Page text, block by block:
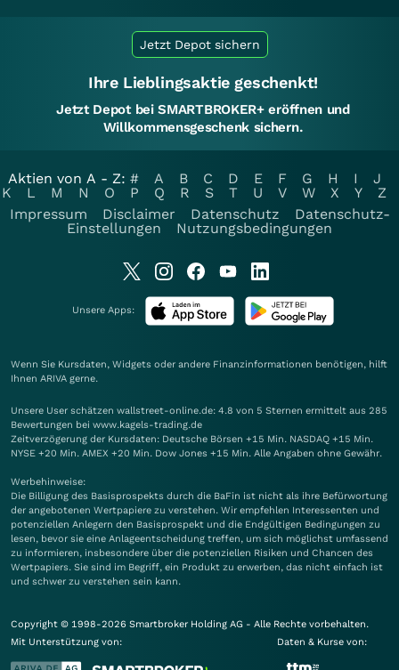
Jetzt Depot sichern
Ihre Lieblingsaktie geschenkt!
Jetzt Depot bei SMARTBROKER+ eröffnen und
Willkommensgeschenk sichern.
Aktien von A - Z: # A B C D E F G H I
J
K
L M N O P Q R S T U V W X Y
Z
Impressum
Disclaimer Datenschutz
Datenschutz-
Einstellungen
Nutzungsbedingungen
Unsere Apps:
Wenn Sie Kursdaten, Widgets oder andere Finanzinformationen benötigen, hilft
Ihnen ARIVA gerne.
Unsere User schätzen wallstreet-online.de: 4.8 von 5 Sternen ermittelt aus 285
Bewertungen bei www.kagels-trading.de
Zeitverzögerung der Kursdaten: Deutsche Börsen +15 Min. NASDAQ +15 Min.
NYSE +20 Min. AMEX +20 Min. Dow Jones +15 Min. Alle Angaben ohne Gewähr.
Werbehinweise:
Die Billigung des Basisprospekts durch die BaFin ist nicht als ihre Befürwortung
der angebotenen Wertpapiere zu verstehen. Wir empfehlen Interessenten und
potenziellen Anlegern den Basisprospekt und die Endgültigen Bedingungen zu
lesen, bevor sie eine Anlageentscheidung treffen, um sich möglichst umfassend
zu informieren, insbesondere über die potenziellen Risiken und Chancen des
Wertpapiers. Sie sind im Begriff, ein Produkt zu erwerben, das nicht einfach ist
und schwer zu verstehen sein kann.
Copyright © 1998-2026 Smartbroker Holding AG - Alle Rechte vorbehalten.
Mit Unterstützung von:
Daten & Kurse von: